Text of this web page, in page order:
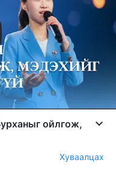
ойлгож,
Хуваалцах